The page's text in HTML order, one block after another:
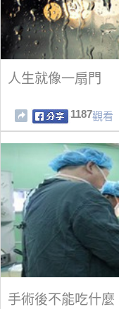
人生就像一扇門
1187觀看
手術後不能吃什